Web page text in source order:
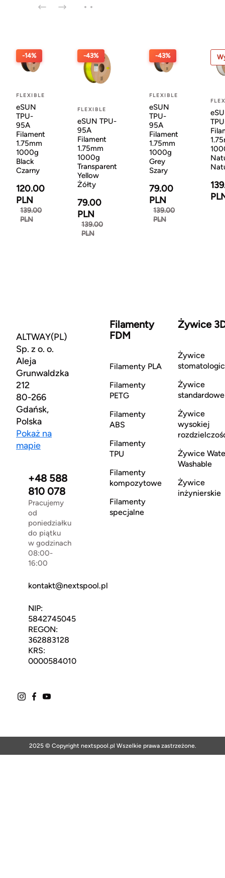
-14%
FLEXIBLE
eSUN
TPU-
95A
Filament
1.75mm
1000g
Black
Czarny
120.00
PLN
139.00
PLN
-43%
FLEXIBLE
eSUN TPU-
95A
Filament
1.75mm
1000g
Transparent
Yellow
Żółty
79.00
PLN
139.00
PLN
-43%
FLEXIBLE
eSUN
TPU-
95A
Filament
1.75mm
1000g
Grey
Szary
79.00
PLN
139.00
PLN
ALTWAY(PL)
Sp. z o. o.
Aleja
Grunwaldzka
212
80-266
Gdańsk,
Polska
Pokaż na
mapie
+48 588
810 078
Pracujemy
od
poniedziałku
do piątku
w godzinach
08:00-
16:00
kontakt@nextspool.pl
NIP:
5842745045
REGON:
362883128
KRS:
0000584010
Filamenty
FDM
Filamenty PLA
Filamenty
PETG
Filamenty
ABS
Filamenty
TPU
Filamenty
kompozytowe
Filamenty
specjalne
Żywice
Żywice
Żywice
standardowe
Żywice
wysokiej
Żywice
Washable
Żywice
inżynierskie